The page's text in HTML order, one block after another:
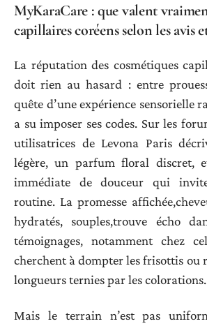
MyKaraCare : que valent
capillaires coréens selon les avis
La réputation des cosmétiques
doit rien au hasard : entre
quête d’une expérience sensorielle
a su imposer ses codes. Sur les
utilisatrices de Levona Paris
légère, un parfum floral discret,
immédiate de douceur qui
routine. La promesse
hydratés, souples,trouve écho
témoignages, notamment chez
cherchent à dompter les frisottis ou
longueurs ternies par les colorations.
Mais le terrain n’est pas